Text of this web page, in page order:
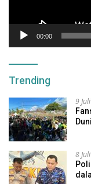
00:00
Trending
9
8